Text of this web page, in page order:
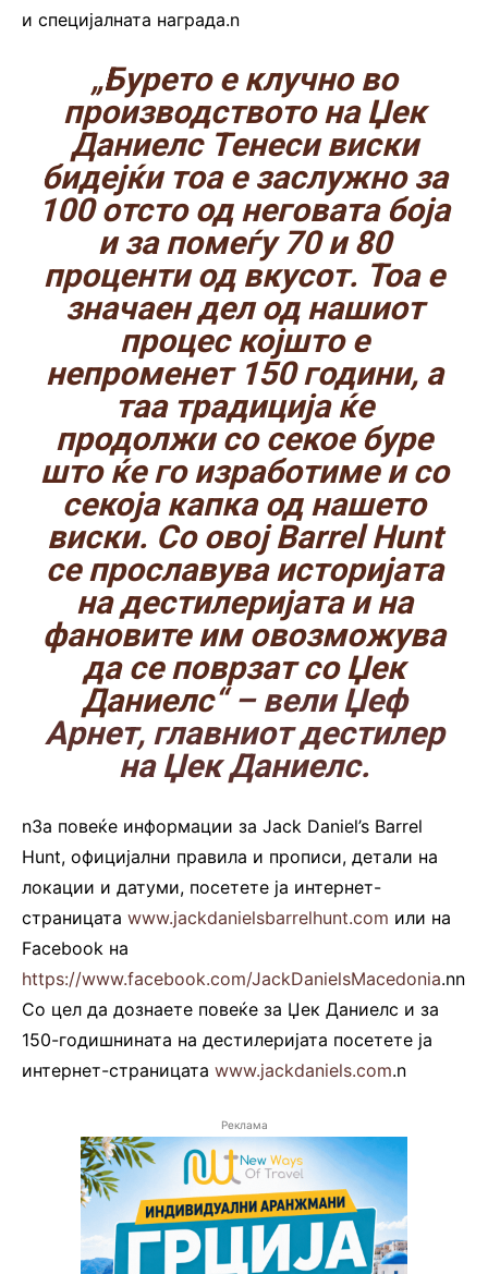
и специјалната награда.n
„Бурето е клучно во
производството на Џек
Даниелс Тенеси виски
бидејќи тоа е заслужно за
100 отсто од неговата боја
и за помеѓу 70 и 80
проценти од вкусот. Тоа е
значаен дел од нашиот
процес којшто е
непроменет 150 години, а
таа традиција ќе
продолжи со секое буре
што ќе го изработиме и со
секоја капка од нашето
виски. Со овој Barrel Hunt
се прославува историјата
на дестилеријата и на
фановите им овозможува
да се поврзат со Џек
Даниелс“– вели Џеф
Арнет, главниот дестилер
на Џек Даниелс.
nЗа повеќе информации за Jack Daniel’s Barrel
Hunt, официјални правила и прописи, детали на
локации и датуми, посетете ја интернет-
страницата www.jackdanielsbarrelhunt.com или на
Facebook на
https://www.facebook.com/JackDanielsMacedonia.nn
Со цел да дознаете повеќе за Џек Даниелс и за
150-годишнината на дестилеријата посетете ја
интернет-страницата www.jackdaniels.com.n
Реклама